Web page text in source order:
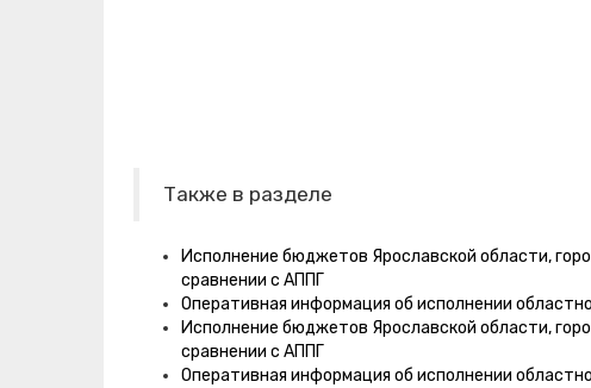
Также в разделе
Исполнение бюджетов Ярославской области,
сравнении с АППГ
Оперативная информация об исполнении
Исполнение бюджетов Ярославской области,
сравнении с АППГ
Оперативная информация об исполнении